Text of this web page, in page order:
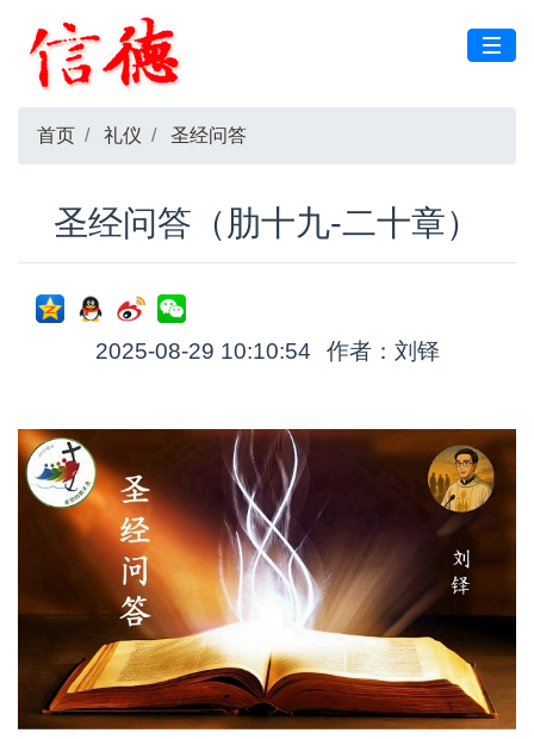
首页 礼仪 圣经问答
圣经问答（肋十九-二十章）
2025-08-29 10:10:54 作者：刘铎